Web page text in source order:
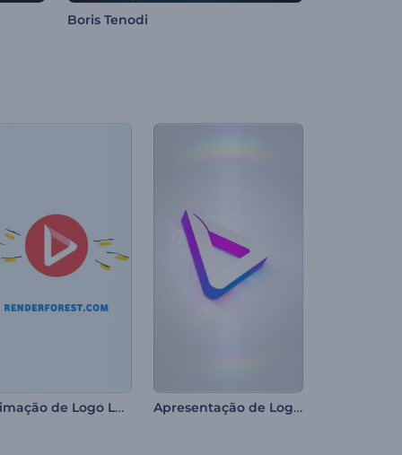
Boris Tenodi
Animação de Logo Lúdica Apresentação de Logo - Iridescente Nítido